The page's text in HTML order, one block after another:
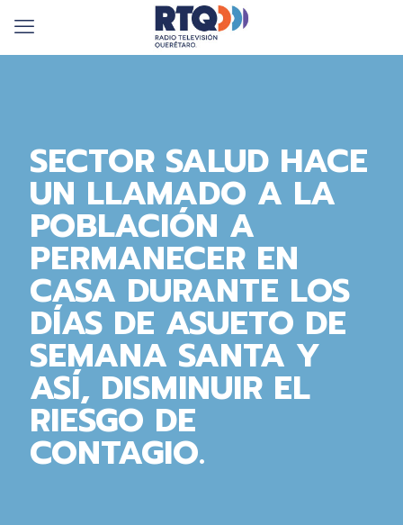
SECTOR SALUD HACE
UN LLAMADO A LA
POBLACIÓN A
PERMANECER EN
CASA DURANTE LOS
DÍAS DE ASUETO DE
SEMANA SANTA Y
ASÍ, DISMINUIR EL
RIESGO DE
CONTAGIO.